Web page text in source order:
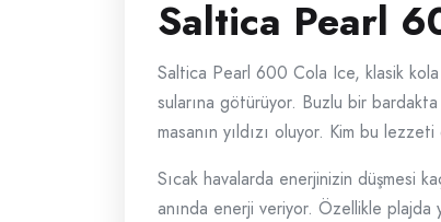
Saltica Pearl
Saltica Pearl 600 Cola Ice, klasik
sularına götürüyor. Buzlu bir
masanın yıldızı oluyor. Kim bu
Sıcak havalarda enerjinizin düşmesi
anında enerji veriyor. Özellikle